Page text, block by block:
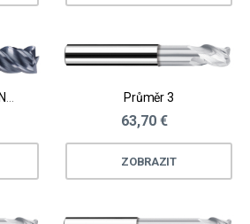
Průměr 3
63,70 €
ZOBRAZIT